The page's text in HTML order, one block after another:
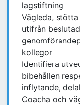
lagstiftning
Vägleda,
utifrån
kollegor
Identifiera
bibehållen
inflytande,
Coacha och